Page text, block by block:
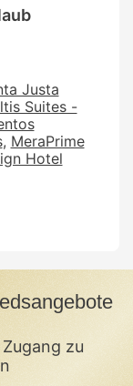
Justa
Suites -
MeraPrime
Hotel
zu